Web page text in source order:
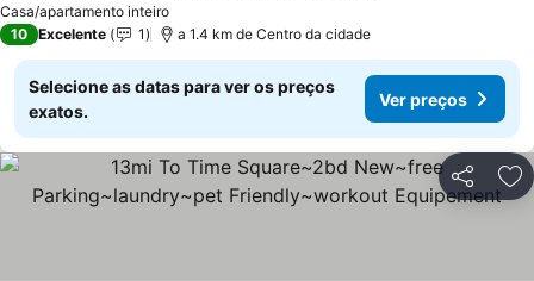
Casa/apartamento inteiro
10 Excelente 1 a 1.4 km de Centro da cidade
Selecione as datas para ver os preços
exatos.
Ver preços
Partilhar